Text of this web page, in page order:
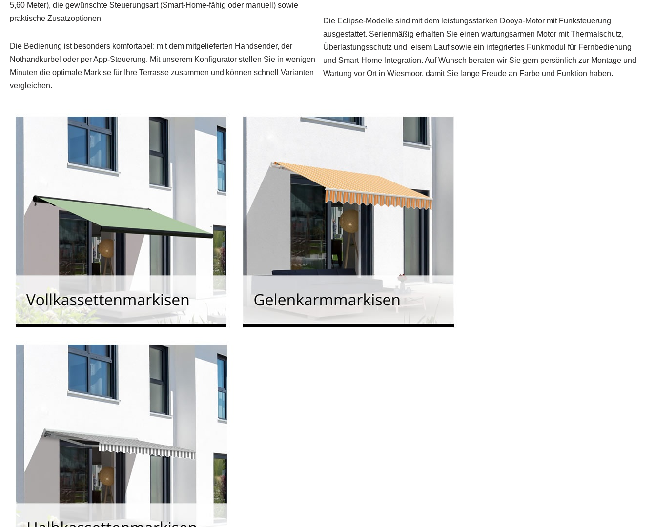
5,60 Meter), die gewünschte Steuerungsart (Smart‑Home-fähig oder manuell) sowie
praktische Zusatzoptionen.
Die Bedienung ist besonders komfortabel: mit dem mitgelieferten Handsender, der
Nothandkurbel oder per App-Steuerung. Mit unserem Konfigurator stellen Sie in wenigen
Minuten die optimale Markise für Ihre Terrasse zusammen und können schnell Varianten
vergleichen.
Die Eclipse-Modelle sind mit dem leistungsstarken Dooya-Motor mit Funksteuerung
ausgestattet. Serienmäßig erhalten Sie einen wartungsarmen Motor mit Thermalschutz,
Überlastungsschutz und leisem Lauf sowie ein integriertes Funkmodul für Fernbedienung
und Smart‑Home-Integration. Auf Wunsch beraten wir Sie gern persönlich zur Montage und
Wartung vor Ort in Wiesmoor, damit Sie lange Freude an Farbe und Funktion haben.